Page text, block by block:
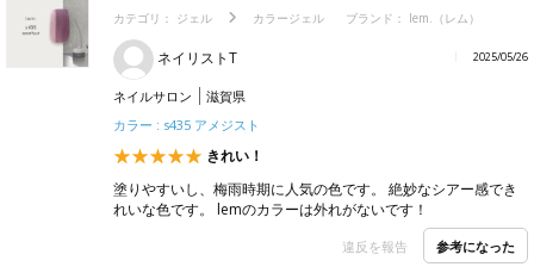
カテゴリ： ジェル カラージェル ブランド： lem.（レム）
ネイリストT 2025/05/26
ネイルサロン
滋賀県
カラー : s435 アメジスト
きれい！
塗りやすいし、梅雨時期に人気の色です。 絶妙なシアー感でき
れいな色です。 lemのカラーは外れがないです！
違反を報告 参考になった